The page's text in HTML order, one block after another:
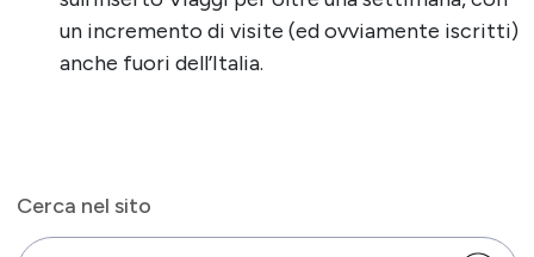
Cerca nel sito
un incremento di visite (ed ovviamente iscritti)
anche fuori dell’Italia.